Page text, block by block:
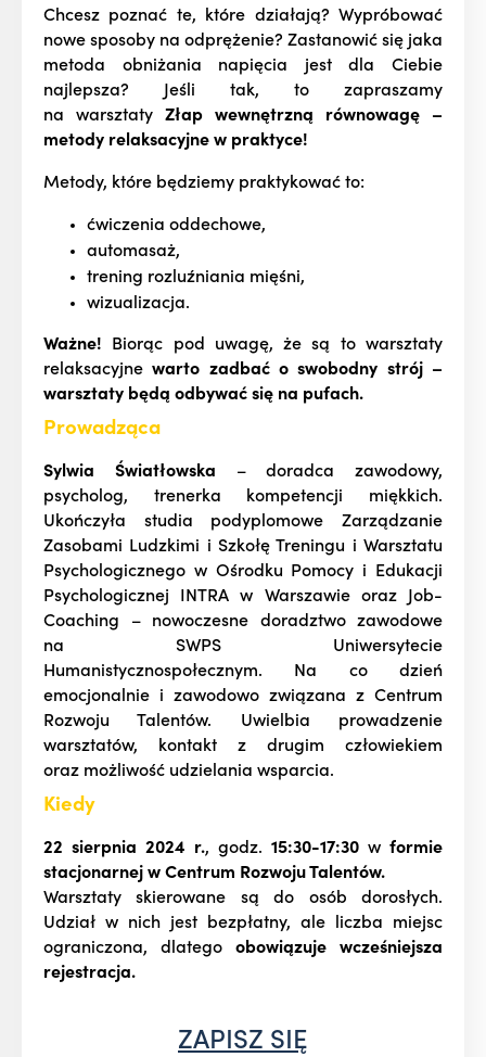
Chcesz poznać te, które działają? Wypróbować
nowe sposoby na odprężenie? Zastanowić się jaka
metoda obniżania napięcia jest dla Ciebie
najlepsza? Jeśli tak, to zapraszamy
na warsztaty Złap wewnętrzną równowagę –
metody relaksacyjne w praktyce!
Metody, które będziemy praktykować to:
ćwiczenia oddechowe,
automasaż,
trening rozluźniania mięśni,
wizualizacja.
Ważne! Biorąc pod uwagę, że są to warsztaty
relaksacyjnewarto zadbać o swobodny strój –
warsztaty będą odbywać się na pufach.
Prowadząca
Sylwia Światłowska – doradca zawodowy,
psycholog, trenerka kompetencji miękkich.
Ukończyła studia podyplomowe Zarządzanie
Zasobami Ludzkimi i Szkołę Treningu i Warsztatu
Psychologicznego w Ośrodku Pomocy i Edukacji
Psychologicznej INTRA w Warszawie oraz Job-
Coaching – nowoczesne doradztwo zawodowe
na SWPS Uniwersytecie
Humanistycznospołecznym. Na co dzień
emocjonalnie i zawodowo związana z Centrum
Rozwoju Talentów. Uwielbia prowadzenie
warsztatów, kontakt z drugim człowiekiem
oraz możliwość udzielania wsparcia.
Kiedy
22 sierpnia 2024 r., godz. 15:30-17:30 w formie
stacjonarnej w Centrum Rozwoju Talentów.
Warsztaty skierowane są do osób dorosłych.
Udział w nich jest bezpłatny, ale liczba miejsc
ograniczona, dlatego obowiązuje wcześniejsza
rejestracja.
ZAPISZ SIĘ